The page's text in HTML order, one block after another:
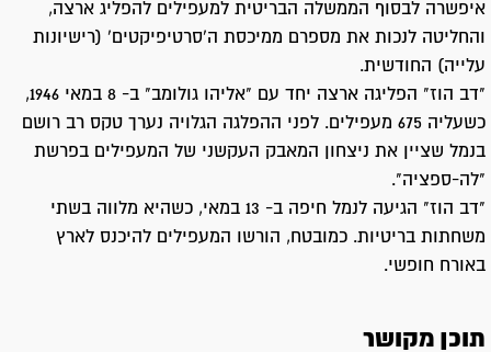
איפשרה לבסוף הממשלה הבריטית למעפילים להפליג ארצה,
והחליטה לנכות את מספרם ממיכסת ה'סרטיפיקטים' (רישיונות
עלייה) החודשית.
"דב הוז" הפליגה ארצה יחד עם "אליהו גולומב" ב- 8 במאי 1946,
כשעליה 675 מעפילים. לפני ההפלגה הגלויה נערך טקס רב רושם
בנמל שציין את ניצחון המאבק העקשני של המעפילים בפרשת
"לה-ספציה".
"דב הוז" הגיעה לנמל חיפה ב- 13 במאי, כשהיא מלווה בשתי
משחתות בריטיות. כמובטח, הורשו המעפילים להיכנס לארץ
באורח חופשי.
תוכן מקושר